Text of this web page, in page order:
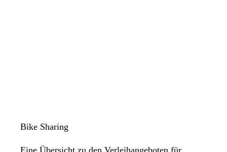
Bike Sharing
Eine Übersicht zu den Verleihangeboten für